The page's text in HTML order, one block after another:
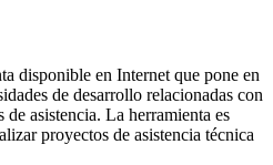
disponible en Internet que pone en
de desarrollo relacionadas con
asistencia. La herramienta es
proyectos de asistencia técnica